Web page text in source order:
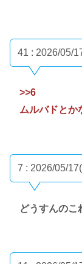
41 : 2026/05/
>>6
ムルバドとか
7 : 2026/05/
どうすんのこ